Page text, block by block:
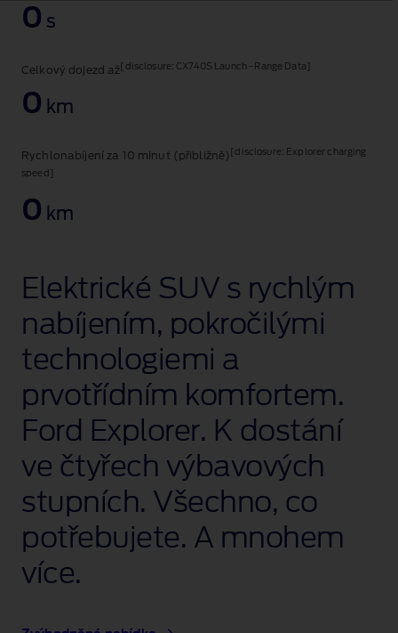
ambient
lighting,
mega
charging.
0 s
Celkový dojezd až [disclosure: CX740S Launch - Range Data]
0 km
Rychlonabíjení za 10 minut (přibližně) [disclosure: Explorer charging
speed]
0 km
Elektrické SUV s rychlým
nabíjením, pokročilými
technologiemi a
prvotřídním komfortem.
Ford Explorer. K dostání
ve čtyřech výbavových
stupních. Všechno, co
potřebujete. A mnohem
více.